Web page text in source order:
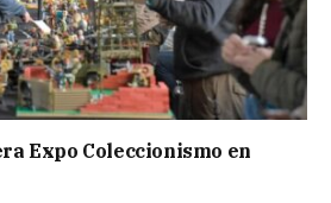
Expo Coleccionismo en